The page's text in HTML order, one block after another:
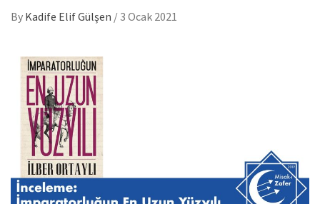
By Kadife Elif Gülşen / 3 Ocak 2021